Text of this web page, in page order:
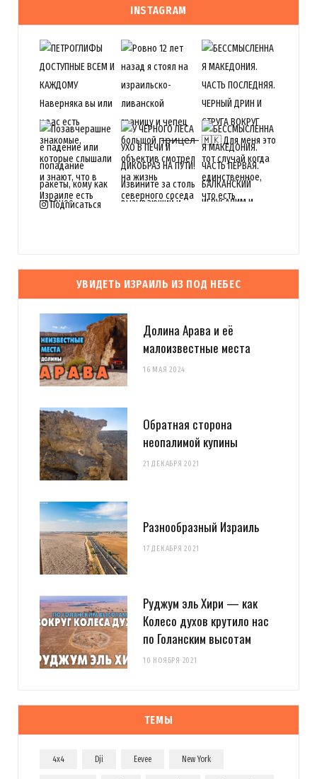
INSTAGRAM
Подписаться
УВИДЕТЬ ИЗРАИЛЬ ИЗ ПОД НЕБЕС
Долина Арава и её
малоизвестные места
16 МАЯ 2024
Обратная сторона
неопалимой купины
21 ДЕКАБРЯ 2021
Разнообразный Израиль
17 ДЕКАБРЯ 2021
Руджум эль Хири — как
Колесо духов крутило нас
по Голанским высотам
10 НОЯБРЯ 2021
ТЕМЫ
4x4 Dji Eevee New York